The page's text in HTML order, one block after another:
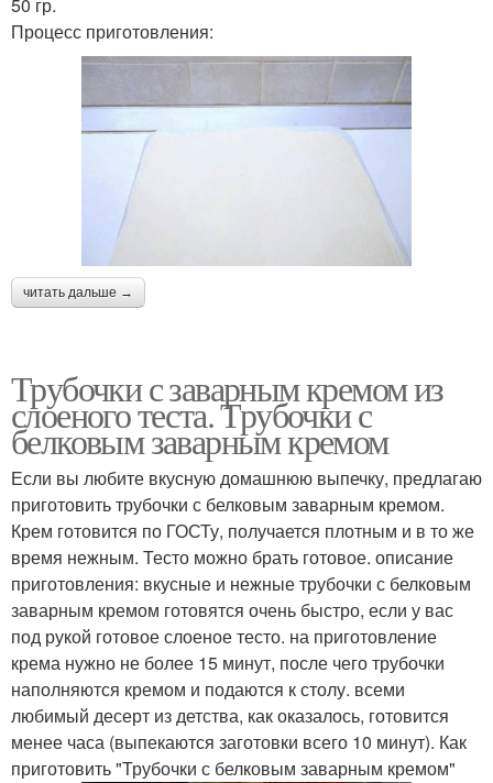
Процесс приготовления:
читать дальше →
Трубочки с заварным кремом из
слоеного теста. Трубочки с
белковым заварным кремом
Если вы любите вкусную домашнюю выпечку, предлагаю
приготовить трубочки с белковым заварным кремом.
Крем готовится по ГОСТу, получается плотным и в то же
время нежным. Тесто можно брать готовое. описание
приготовления: вкусные и нежные трубочки с белковым
заварным кремом готовятся очень быстро, если у вас
под рукой готовое слоеное тесто. на приготовление
крема нужно не более 15 минут, после чего трубочки
наполняются кремом и подаются к столу. всеми
любимый десерт из детства, как оказалось, готовится
менее часа (выпекаются заготовки всего 10 минут). Как
приготовить "Трубочки с белковым заварным кремом"